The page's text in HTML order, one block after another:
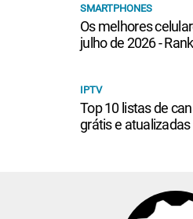
SMARTPHONES
Os melhores
julho de 2026 -
IPTV
Top 10 listas de
grátis e